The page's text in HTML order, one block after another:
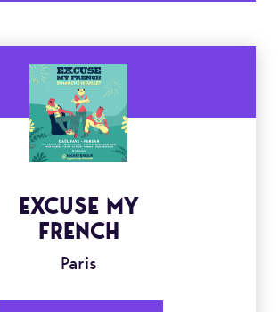
EXCUSE MY
FRENCH
Paris